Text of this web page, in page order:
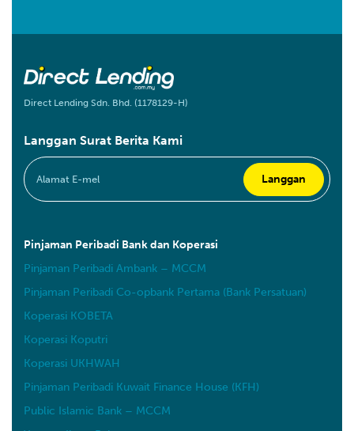
Direct Lending Sdn. Bhd. (1178129-H)
Langgan Surat Berita Kami
Pinjaman Peribadi Bank dan Koperasi
Pinjaman Peribadi Ambank – MCCM
Pinjaman Peribadi Co-opbank Pertama (Bank Persatuan)
Koperasi KOBETA
Koperasi Koputri
Koperasi UKHWAH
Pinjaman Peribadi Kuwait Finance House (KFH)
Public Islamic Bank – MCCM